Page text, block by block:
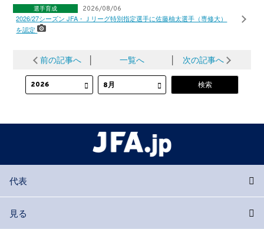
選手育成 2026/08/06
2026/27シーズン JFA・Ｊリーグ特別指定選手に佐藤柚太選手（専修大）
を認定
前の記事へ 一覧へ 次の記事へ
代表
見る